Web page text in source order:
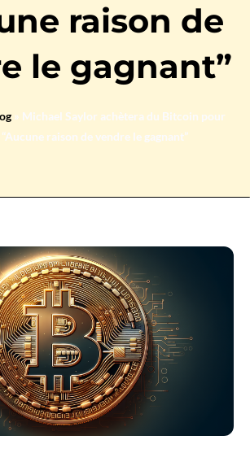
raison de
le gagnant”
» Michael Saylor achètera du Bitcoin pour
raison de vendre le gagnant”